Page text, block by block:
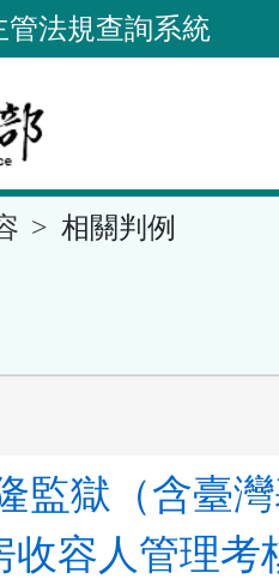
管法規查詢系統
相關判例
監獄（含臺
收容人管理考